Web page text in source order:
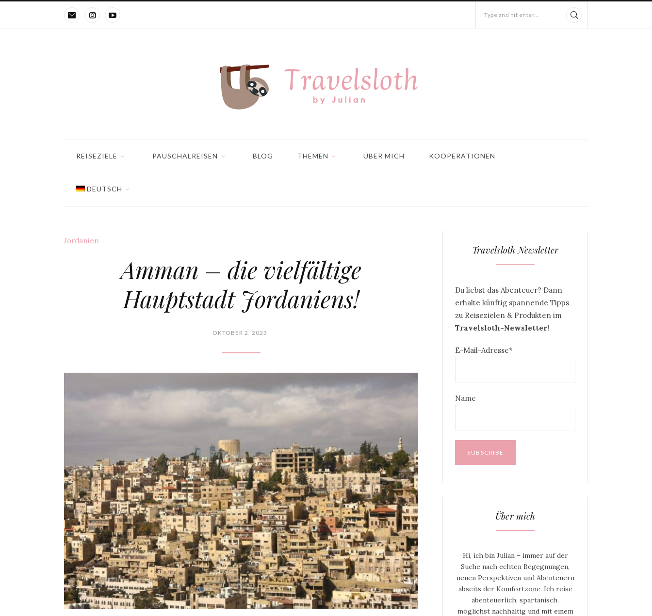
Type and hit enter...
REISEZIELE PAUSCHALREISEN BLOG THEMEN ÜBER MICH KOOPERATIONEN
DEUTSCH
Jordanien
Amman – die vielfältige
Hauptstadt Jordaniens!
OKTOBER 2, 2023
Travelsloth Newsletter
Du liebst das Abenteuer? Dann
erhalte künftig spannende Tipps
zu Reisezielen & Produkten im
Travelsloth-Newsletter!
E-Mail-Adresse*
Name
Über mich
Hi, ich bin Julian – immer auf der
Suche nach echten Begegnungen,
neuen Perspektiven und Abenteuern
abseits der Komfortzone. Ich reise
abenteuerlich, spartanisch,
möglichst nachhaltig und mit einem